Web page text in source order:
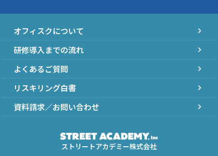
オフィスクについて chevron_right
研修導入までの流れ chevron_right
よくあるご質問 chevron_right
リスキリング白書 chevron_right
資料請求／お問い合わせ chevron_right
ストリートアカデミー株式会社